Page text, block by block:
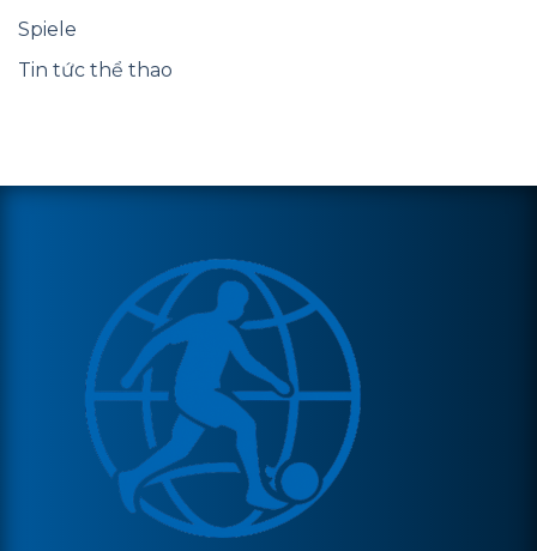
Spiele
Tin tức thể thao